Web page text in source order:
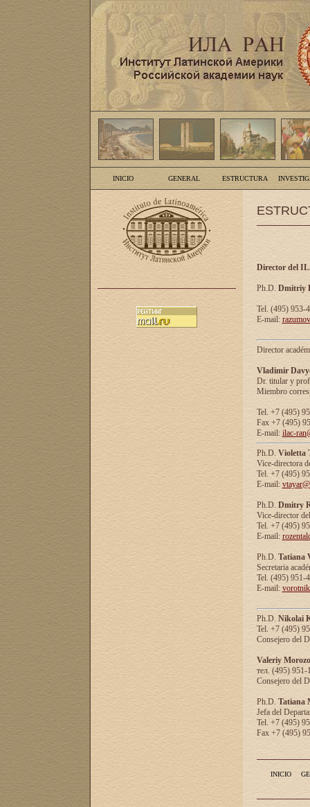
INICIO GENERAL ESTRUCTURA
Director del
Ph.D. Dmitriy
Tel. (495) 953-
E-mail:
Director
Vladimir
Dr. titular y
Miembro
Tel. +7 (495)
Fax +7 (495)
E-mail: ilac-
Ph.D. Violetta
Vice-directora
Tel. +7 (495)
E-mail:
Ph.D. Dmitry
Vice-director
Tel. +7 (495)
E-mail:
Ph.D. Tatiana
Secretaria
Tel. (495) 951-
E-mail:
Ph.D. Nikolai
Tel. +7 (495)
Consejero del
Valeriy
тел. (495) 951-
Consejero del
Ph.D. Tatiana
Jefa del
Tel. +7 (495)
Fax +7 (495)
INICIO